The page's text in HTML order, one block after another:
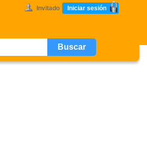
Invitado Iniciar sesión